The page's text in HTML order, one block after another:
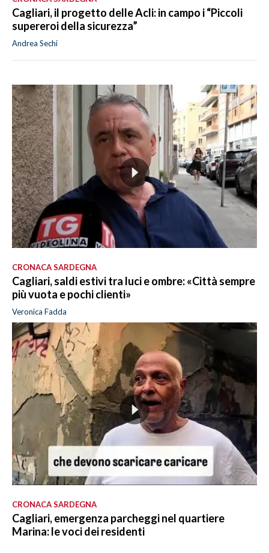
Cagliari, il progetto delle Acli: in campo i “Piccoli
supereroi della sicurezza”
Andrea Sechi
CRONACA SARDEGNA
Cagliari, saldi estivi tra luci e ombre: «Città sempre
più vuota e pochi clienti»
Veronica Fadda
CRONACA SARDEGNA
Cagliari, emergenza parcheggi nel quartiere
Marina: le voci dei residenti